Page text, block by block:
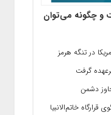
و چگونه می‌توان
در تنگه هرمز
گرفت
دشمن
خاتم‌الانبیا